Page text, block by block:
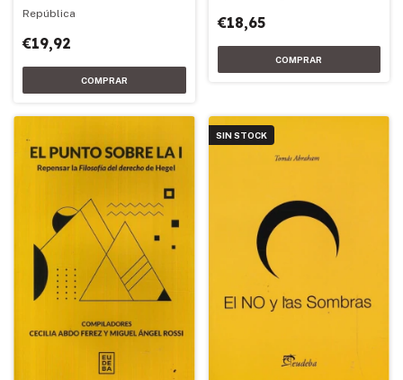
República
€19,92
€18,65
SIN STOCK